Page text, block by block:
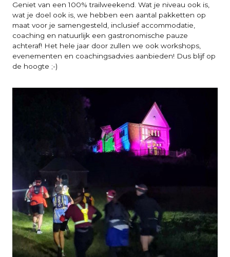
Geniet van een 100% trailweekend. Wat je niveau ook is,
wat je doel ook is, we hebben een aantal pakketten op
maat voor je samengesteld, inclusief accommodatie,
coaching en natuurlijk een gastronomische pauze
achteraf! Het hele jaar door zullen we ook workshops,
evenementen en coachingsadvies aanbieden! Dus blijf op
de hoogte ;-)